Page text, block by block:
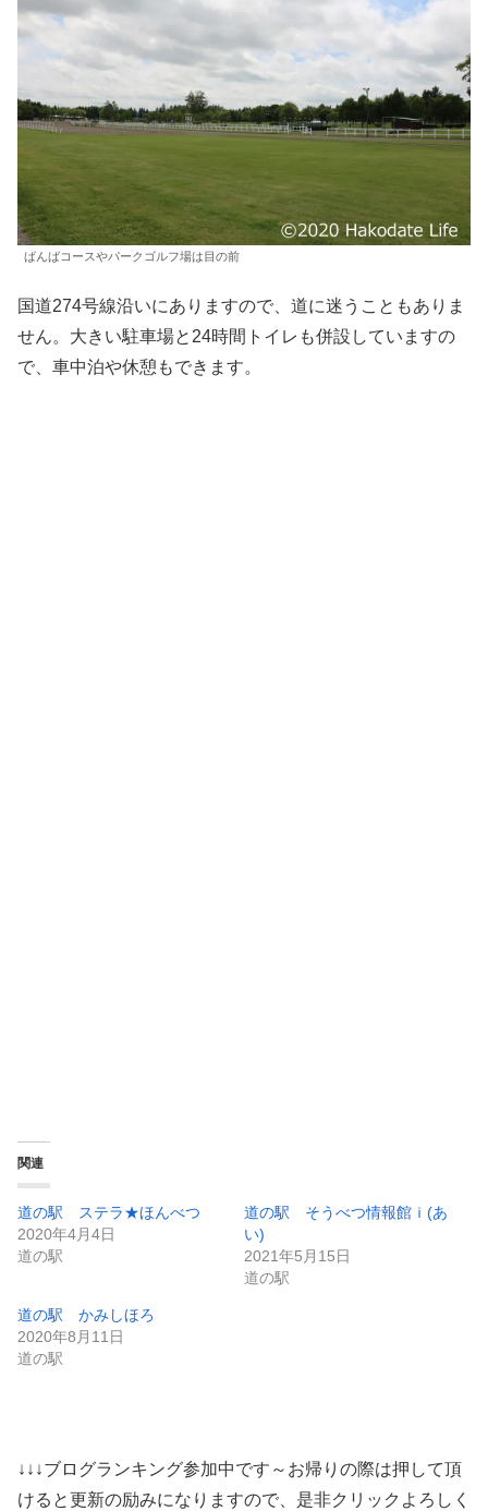
ばんばコースやパークゴルフ場は目の前
国道274号線沿いにありますので、道に迷うこともありま
せん。大きい駐車場と24時間トイレも併設していますの
で、車中泊や休憩もできます。
関連
道の駅 ステラ★ほんべつ
2020年4月4日
道の駅
道の駅 そうべつ情報館ｉ(あ
い)
2021年5月15日
道の駅
道の駅 かみしほろ
2020年8月11日
道の駅
↓↓↓ブログランキング参加中です～お帰りの際は押して頂
けると更新の励みになりますので、是非クリックよろしく